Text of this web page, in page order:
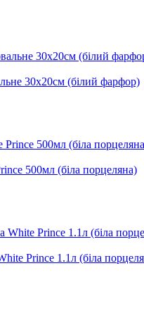
30х20см (білий фарфор)
500мл (біла порцеляна)
Prince 1.1л (біла